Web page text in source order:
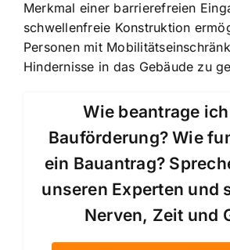
Merkmal einer barrierefreien
schwellenfreie Konstruktion
Personen mit
Hindernisse in das Gebäude zu
Wie beantrage
Bauförderung? Wie
ein Bauantrag?
unseren Experten und
Nerven, Zeit und